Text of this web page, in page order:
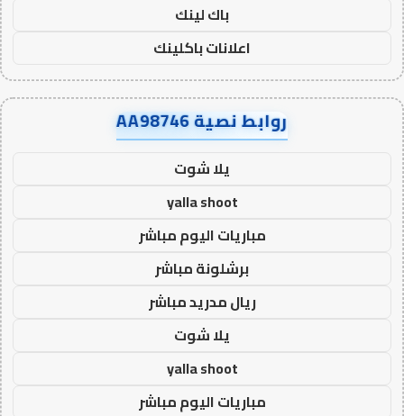
باك لينك
اعلانات باكلينك
روابط نصية AA98746
يلا شوت
yalla shoot
مباريات اليوم مباشر
برشلونة مباشر
ريال مدريد مباشر
يلا شوت
yalla shoot
مباريات اليوم مباشر